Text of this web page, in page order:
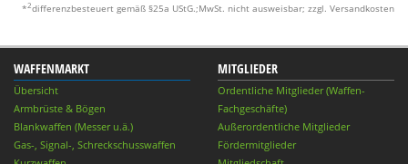
*2differenzbesteuert gemäß §25a UStG.;MwSt. nicht ausweisbar; zzgl. Versandkosten
WAFFENMARKT
Übersicht
Armbrüste & Bögen
Blankwaffen (Messer u.ä.)
Gas-, Signal-, Schreckschusswaffen
MITGLIEDER
Ordentliche Mitglieder (Waffen-
Fachgeschäfte)
Außerordentliche Mitglieder
Fördermitglieder